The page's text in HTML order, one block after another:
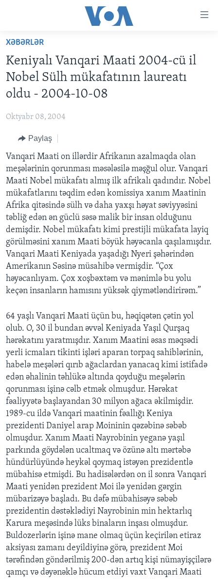
Skip
main
content
Skip
main
Navigation
Search
ANA SƏHİFƏ
PROQRAMLAR
AMERIKA İCMALI
FAKTLAR NƏ DEYIR?
AZƏRBAYCAN
UKRAYNA BÖHRANI
İSRAIL-HƏMAS MÜNAQIŞƏSI
ABŞ
ABŞ SEÇKILƏRI 2024
İRAN AZƏRBAYCANI
VIDEOLAR
MEDIA AZADLIĞI
BAŞ MƏQALƏ
LEARNING ENGLISH
BIZI IZLƏYIN
Dillər
XƏBƏRLƏR
Keniyalı Vanqari Maati 2004-cü il
Nobel Sülh mükafatının laureatı
oldu - 2004-10-08
Oktyabr 08, 2004
Paylaş
Vanqari Maati on illərdir Afrikanın azalmaqda olan
meşələrinin qorunması məsələsilə məşğul olur. Vanqari
Maati Nobel mükafatı almış ilk afrikalı qadındır. Nobel
mükafatlarını təqdim edən komissiya xanım Maatinin
Afrika qitəsində sülh və daha yaxşı həyat səviyyəsini
təbliğ edən ən güclü səsə malik bir insan olduğunu
demişdir. Nobel mükafatı kimi prestijli mükafata layiq
görülməsini xanım Maati böyük həyəcanla qaşılamışdır.
Vanqari Maati Keniyada yaşadığı Nyeri şəhərindən
Amerikanın Səsinə müsahibə vermişdir. “Çox
həyəcanlıyam. Çox xoşbəxtəm və mənimlə bu yolu
keçən insanların hamısını yüksək qiymətləndirirəm.”
64 yaşlı Vanqari Maati üçün bu, həqiqətən çətin yol
olub. O, 30 il bundan əvvəl Keniyada Yaşıl Qurşaq
hərəkatını yaratmışdır. Xanım Maatini əsas məqsədi
yerli icmaları tikinti işləri aparan torpaq sahiblərinin,
habelə meşələri qırıb ağaclardan yanacaq kimi istifadə
edən əhalinin təhlükə altında qoyduğu meşələrin
qorunması işinə cəlb etmək olmuşdur. Hərəkat
fəaliyyətə başlayandan 30 milyon ağaca əkilmişdir.
1989-cu ildə Vanqari maatinin fəallığı Keniya
prezidenti Daniyel arap Moininin qəzəbinə səbəb
olmuşdur. Xanım Maati Nayrobinin yeganə yaşıl
parkında göydələn ucaltmaq və özünə altı mərtəbə
hündürlüyündə heykəl qoymaq istəyən prezidentlə
mübahisə etmişdi. Bu hadisələrdən on il sonra Vanqari
Maati yenidən prezident Moi ilə yenidən gərgin
mübarizəyə başladı. Bu dəfə mübahisəyə səbəb
prezidentin dəstəklədiyi Nayrobinin min hektarlıq
Karura meşəsində lüks binaların inşası olmuşdur.
Buldozerlərin işinə mane olmaq üçün keçirilən etiraz
aksiyası zamanı deyildiyinə görə, prezident Moi
tərəfindən göndərilmiş 200-dən artıq kişi nümayişçilərə
qamçı və dəyənəklə hücum etdiyi vaxt Vanqari Maati